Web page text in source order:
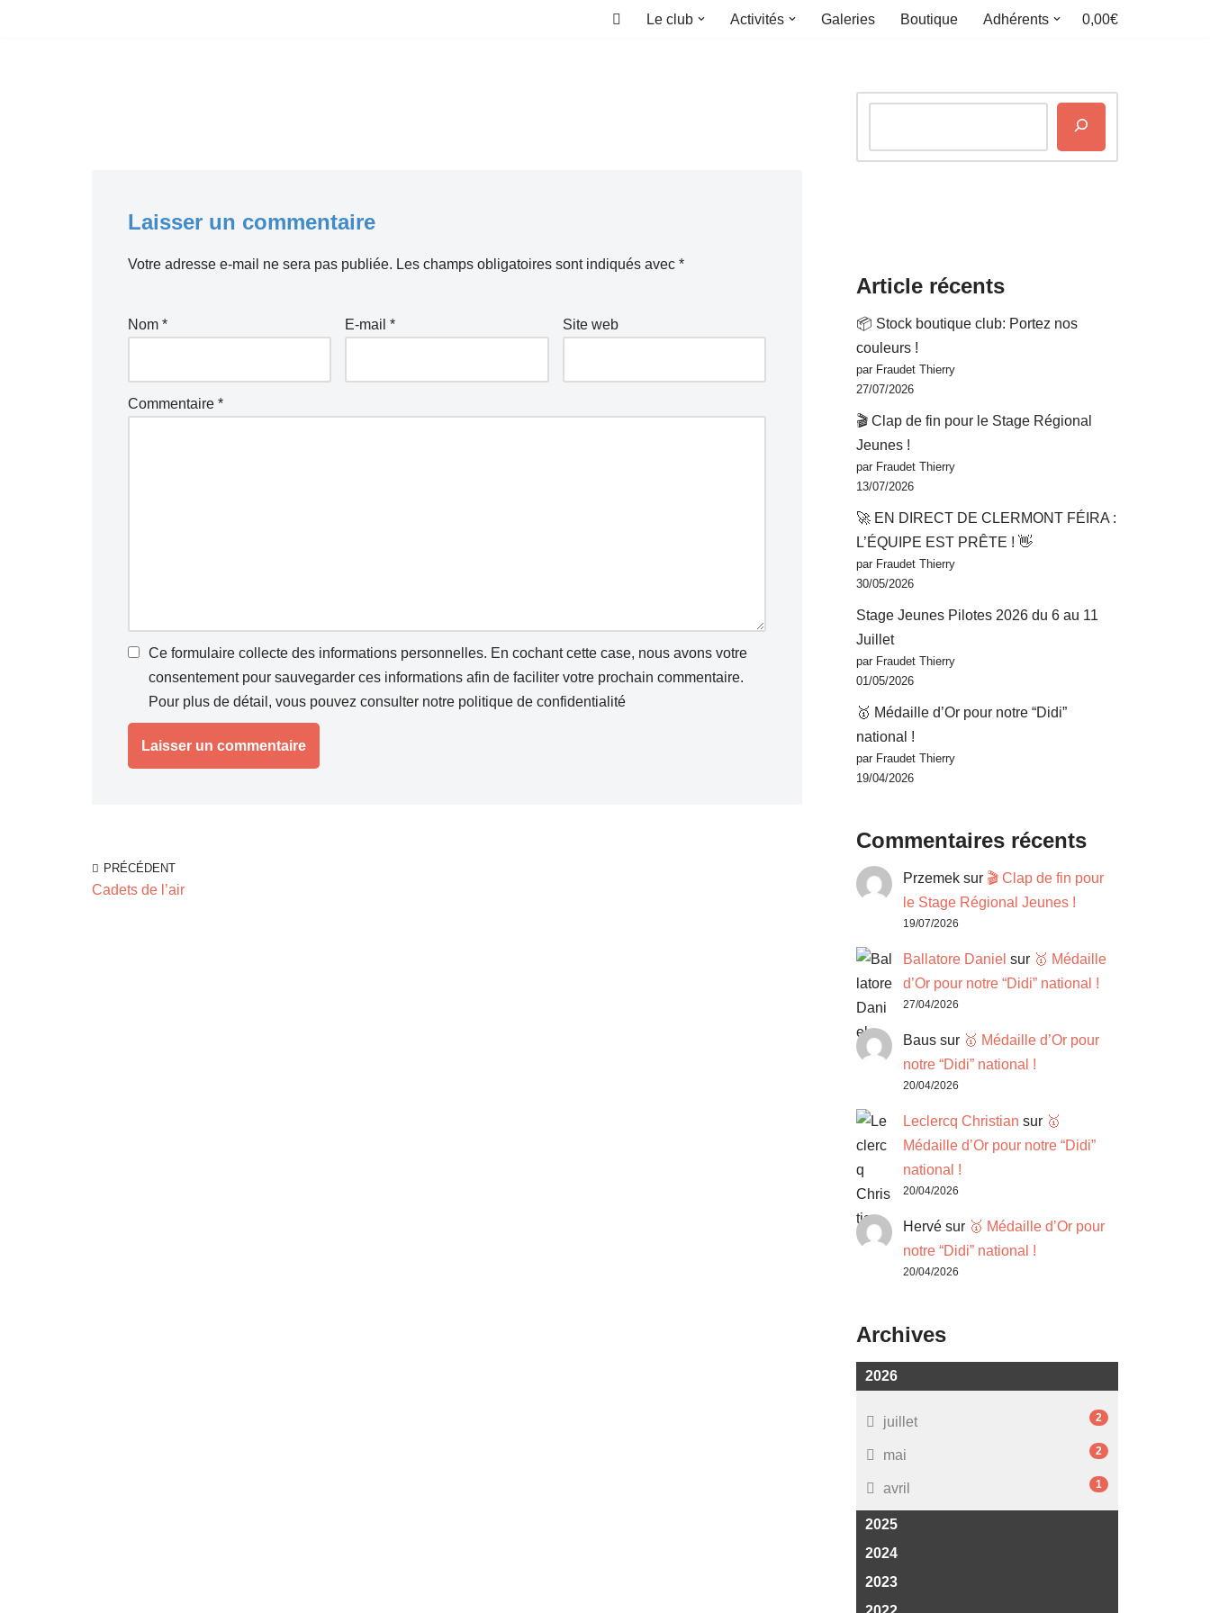
Accueil
Le club Activités Galeries Boutique Adhérents 0,00€
Laisser un commentaire
Votre adresse e-mail ne sera pas publiée. Les champs obligatoires sont indiqués avec *
Nom * E-mail* Site web
Commentaire *
Ce formulaire collecte des informations personnelles. En cochant cette case, nous avons votre
consentement pour sauvegarder ces informations afin de faciliter votre prochain commentaire.
Pour plus de détail, vous pouvez consulter notre politique de confidentialité
PRÉCÉDENT
Cadets de l’air
Article récents
📦 Stock boutique club: Portez nos
couleurs !
par Fraudet Thierry
27/07/2026
🎬 Clap de fin pour le Stage Régional
Jeunes !
par Fraudet Thierry
13/07/2026
🚀 EN DIRECT DE CLERMONT FÉIRA :
L’ÉQUIPE EST PRÊTE ! 👋
par Fraudet Thierry
30/05/2026
Stage Jeunes Pilotes 2026 du 6 au 11
Juillet
par Fraudet Thierry
01/05/2026
🥇 Médaille d’Or pour notre “Didi”
national !
par Fraudet Thierry
19/04/2026
Commentaires récents
Przemek sur 🎬 Clap de fin pour
le Stage Régional Jeunes !
19/07/2026
Ballatore Daniel sur 🥇 Médaille
d’Or pour notre “Didi” national !
27/04/2026
Baus sur 🥇 Médaille d’Or pour
notre “Didi” national !
20/04/2026
Leclercq Christian sur 🥇
Médaille d’Or pour notre “Didi”
national !
20/04/2026
Hervé sur 🥇 Médaille d’Or pour
notre “Didi” national !
20/04/2026
Archives
2026
juillet 2
mai 2
avril 1
2025
2024
2023